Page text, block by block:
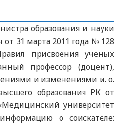
образования и науки
от 31 марта 2011 года № 128
присвоения ученых
профессор (доцент),
и изменениями и. о.
образования РК от
университет
о соискателе: